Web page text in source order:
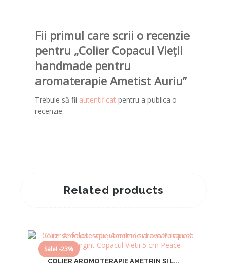
Fii primul care scrii o recenzie
pentru „Colier Copacul Vieții
handmade pentru
aromaterapie Ametist Auriu”
Trebuie să fii autentificat pentru a publica o
recenzie.
Related products
COLIER AROMOTERAPIE AMETRIN SI L...
Sale! -23%